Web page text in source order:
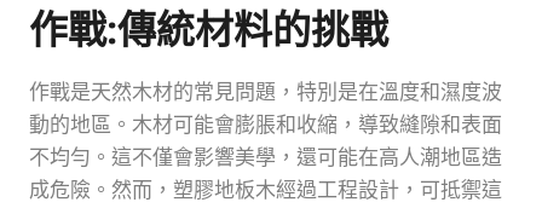
作戰:傳統材料的挑戰
作戰是天然木材的常見問題，特別是在溫度和濕度波
動的地區。木材可能會膨脹和收縮，導致縫隙和表面
不均勻。這不僅會影響美學，還可能在高人潮地區造
成危險。然而，塑膠地板木經過工程設計，可抵禦這